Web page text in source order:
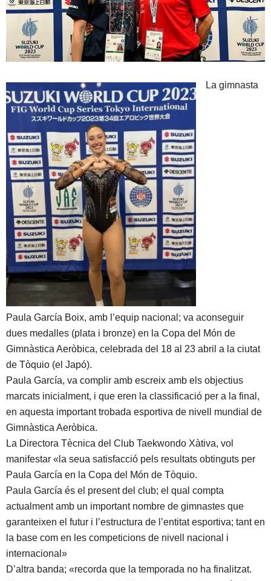
La gimnasta
Paula García Boix, amb l’equip nacional; va aconseguir
dues medalles (plata i bronze) en la Copa del Món de
Gimnàstica Aeròbica, celebrada del 18 al 23 abril a la ciutat
de Tòquio (el Japó).
Paula García, va complir amb escreix amb els objectius
marcats inicialment, i que eren la classificació per a la final,
en aquesta important trobada esportiva de nivell mundial de
Gimnàstica Aeròbica.
La Directora Tècnica del Club Taekwondo Xàtiva, vol
manifestar «la seua satisfacció pels resultats obtinguts per
Paula García en la Copa del Món de Tòquio.
Paula García és el present del club; el qual compta
actualment amb un important nombre de gimnastes que
garanteixen el futur i l’estructura de l’entitat esportiva; tant en
la base com en les competicions de nivell nacional i
internacional»
D’altra banda; «recorda que la temporada no ha finalitzat.